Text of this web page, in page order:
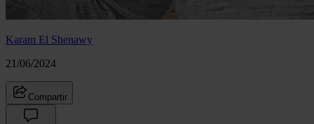
Karam El Shenawy
21/06/2024
Compartir